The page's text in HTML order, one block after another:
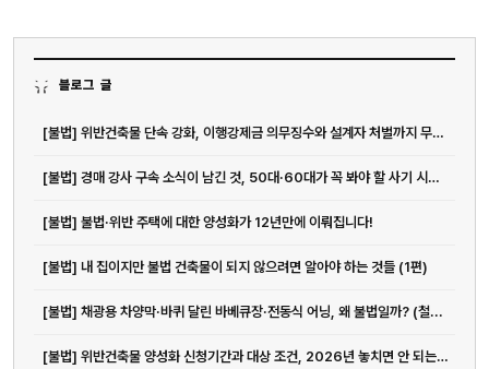
블로그 글
[불법] 위반건축물 단속 강화, 이행강제금 의무징수와 설계자 처벌까지 무엇이 달라지나
[불법] 경매 강사 구속 소식이 남긴 것, 50대·60대가 꼭 봐야 할 사기 시그널 5가지
[불법] 불법·위반 주택에 대한 양성화가 12년만에 이뤄집니다!
[불법] 내 집이지만 불법 건축물이 되지 않으려면 알아야 하는 것들 (1편)
[불법] 채광용 차양막·바퀴 달린 바베큐장·전동식 어닝, 왜 불법일까? (철...
[불법] 위반건축물 양성화 신청기간과 대상 조건, 2026년 놓치면 안 되는 이유